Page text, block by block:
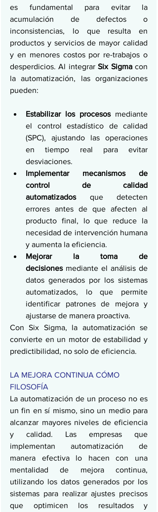
es fundamental para evitar la
acumulación de defectos o
inconsistencias, lo que resulta en
productos y servicios de mayor calidad
y en menores costos por re-trabajos o
desperdicios. Al integrar Six Sigma con
la automatización, las organizaciones
pueden:
Estabilizar los procesos mediante
el control estadístico de calidad
(SPC), ajustando las operaciones
en tiempo real para evitar
desviaciones.
Implementar mecanismos de
control de calidad
automatizados que detecten
errores antes de que afecten al
producto final, lo que reduce la
necesidad de intervención humana
y aumenta la eficiencia.
Mejorar la toma de
decisiones mediante el análisis de
datos generados por los sistemas
automatizados, lo que permite
identificar patrones de mejora y
ajustarse de manera proactiva.
Con Six Sigma, la automatización se
convierte en un motor de estabilidad y
predictibilidad, no solo de eficiencia.
LA MEJORA CONTINUA CÓMO
FILOSOFÍA
La automatización de un proceso no es
un fin en sí mismo, sino un medio para
alcanzar mayores niveles de eficiencia
y calidad. Las empresas que
implementan automatización de
manera efectiva lo hacen con una
mentalidad de mejora continua,
utilizando los datos generados por los
sistemas para realizar ajustes precisos
que optimicen los resultados y